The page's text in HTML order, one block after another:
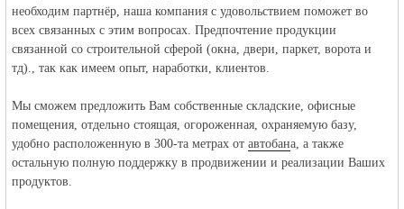
объявления в
необходим партнёр, наша компания с удовольствием поможет во
всех связанных с этим вопросах. Предпочтение продукции
связанной со строительной сферой (окна, двери, паркет, ворота и
тд)., так как имеем опыт, наработки, клиентов.
Мы сможем предложить Вам собственные складские, офисные
помещения, отдельно стоящая, огороженная, охраняемую базу,
удобно расположенную в 300-та метрах отавтобана, а также
остальную полную поддержку в продвижении и реализации Ваших
продуктов.